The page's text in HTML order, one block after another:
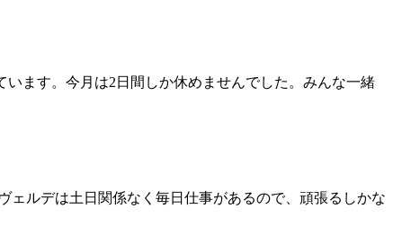
ます。今月は2日間しか休めませんでした。みんな一緒
ェルデは土日関係なく毎日仕事があるので、頑張るしかな